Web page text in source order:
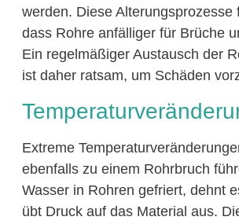
werden. Diese Alterungsprozesse
dass Rohre anfälliger für Brüche
Ein regelmäßiger Austausch der
ist daher ratsam, um Schäden
Extreme
ebenfalls zu einem Rohrbruch
Wasser in Rohren gefriert, dehnt
übt Druck auf das Material aus.